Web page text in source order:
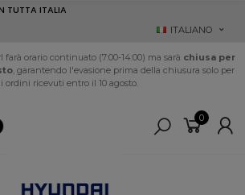
TUTTA ITALIA
ITALIANO
farà orario continuato (7:00-14:00) ma sarà chiusa per
, garantendo l'evasione prima della chiusura solo per
ordini ricevuti entro il 10 agosto.
0